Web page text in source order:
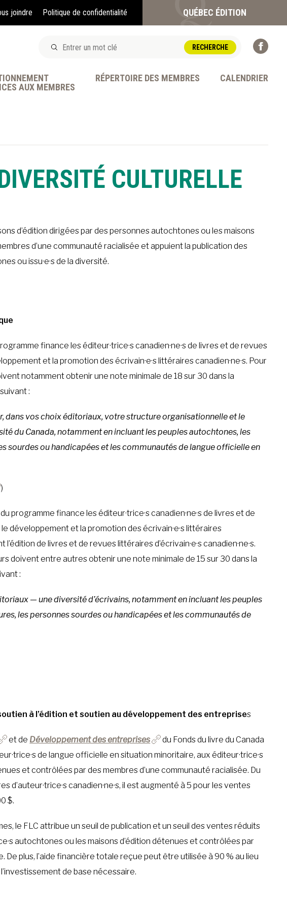
joindre Politique de confidentialité QUÉBEC ÉDITION
AUX MEMBRES
DE LA PROFESSION
RÉPERTOIRE DES MEMBRES CALENDRIER
CULTURELLE
d’édition dirigées par des personnes autochtones ou les maisons
d’une communauté racialisée et appuient la publication des
ou issu·e·s de la diversité.
finance les éditeur·trice·s canadien·ne·s de livres et de revues
et la promotion des écrivain·e·s littéraires canadien·ne·s. Pour
notamment obtenir une note minimale de 18 sur 30 dans la
:
dans vos choix éditoriaux, votre structure organisationnelle et le
du Canada, notamment en incluant les peuples autochtones, les
sourdes ou handicapées et les communautés de langue officielle en
)
programme finance les éditeur·trice·s canadien·ne·s de livres et de
développement et la promotion des écrivain·e·s littéraires
de livres et de revues littéraires d’écrivain·e·s canadien·ne·s.
doivent entre autres obtenir une note minimale de 15 sur 30 dans la
:
— une diversité d’écrivains, notamment en incluant les peuples
les personnes sourdes ou handicapées et les communautés de
à l’édition et soutien au développement des entreprises
et de Développement des entreprises
du Fonds du livre du Canada
de langue officielle en situation minoritaire, aux éditeur·trice·s
et contrôlées par des membres d’une communauté racialisée. Du
canadien·ne·s, il est augmenté à 5 pour les ventes
$.
le FLC attribue un seuil de publication et un seuil des ventes réduits
autochtones ou les maisons d’édition détenues et contrôlées par
De plus, l’aide financière totale reçue peut être utilisée à 90 % au lieu
de base nécessaire.